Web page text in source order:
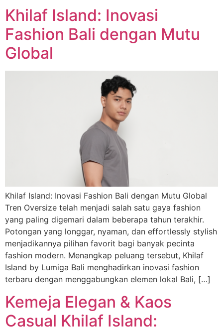
Khilaf Island: Inovasi
Fashion Bali dengan Mutu
Global
Khilaf Island: Inovasi Fashion Bali dengan Mutu Global
Tren Oversize telah menjadi salah satu gaya fashion
yang paling digemari dalam beberapa tahun terakhir.
Potongan yang longgar, nyaman, dan effortlessly stylish
menjadikannya pilihan favorit bagi banyak pecinta
fashion modern. Menangkap peluang tersebut, Khilaf
Island by Lumiga Bali menghadirkan inovasi fashion
terbaru dengan menggabungkan elemen lokal Bali, […]
Kemeja Elegan & Kaos
Casual Khilaf Island: